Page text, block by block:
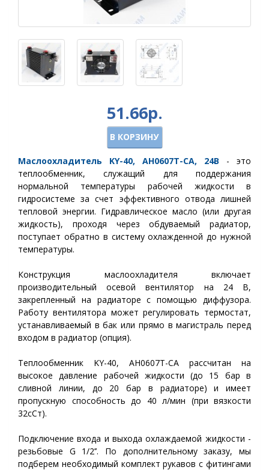
51.66р.
В КОРЗИНУ
Маслоохладитель KY-40, AH0607T-CA, 24В - это
теплообменник, служащий для поддержания
нормальной температуры рабочей жидкости в
гидросистеме за счет эффективного отвода лишней
тепловой энергии. Гидравлическое масло (или другая
жидкость), проходя через обдуваемый радиатор,
поступает обратно в систему охлажденной до нужной
температуры.
Конструкция маслоохладителя включает
производительный осевой вентилятор на 24 В,
закрепленный на радиаторе с помощью диффузора.
Работу вентилятора может регулировать термостат,
устанавливаемый в бак или прямо в магистраль перед
входом в радиатор (опция).
Теплообменник KY-40, AH0607T-CA рассчитан на
высокое давление рабочей жидкости (до 15 бар в
сливной линии, до 20 бар в радиаторе) и имеет
пропускную способность до 40 л/мин (при вязкости
32сСт).
Подключение входа и выхода охлаждаемой жидкости -
резьбовые G 1/2’’. По дополнительному заказу, мы
подберем необходимый комплект рукавов с фитингами